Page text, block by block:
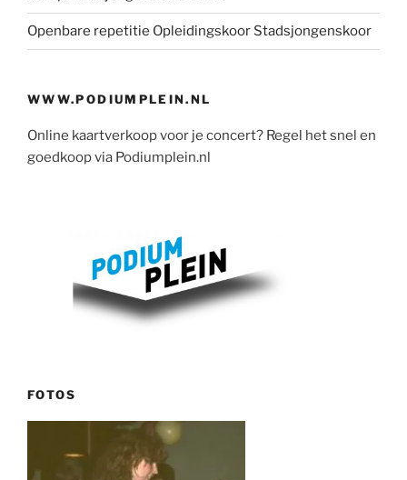
Openbare repetitie Opleidingskoor Stadsjongenskoor
WWW.PODIUMPLEIN.NL
Online kaartverkoop voor je concert? Regel het snel en
goedkoop via Podiumplein.nl
FOTOS